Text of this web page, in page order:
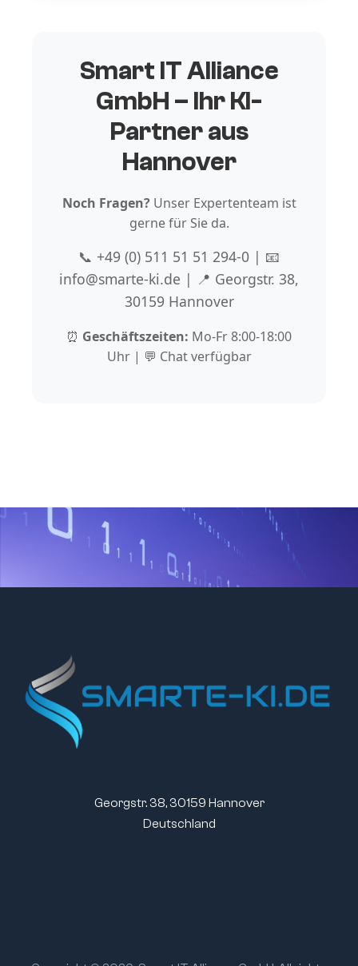
Smart IT Alliance
GmbH – Ihr KI-
Partner aus
Hannover
Noch Fragen?Unser Expertenteam ist
gerne für Sie da.
📞 +49 (0) 511 51 51 294-0 | 📧
info@smarte-ki.de | 📍 Georgstr. 38,
30159 Hannover
⏰ Geschäftszeiten: Mo-Fr 8:00-18:00
Uhr | 💬 Chat verfügbar
Georgstr. 38, 30159 Hannover
Deutschland